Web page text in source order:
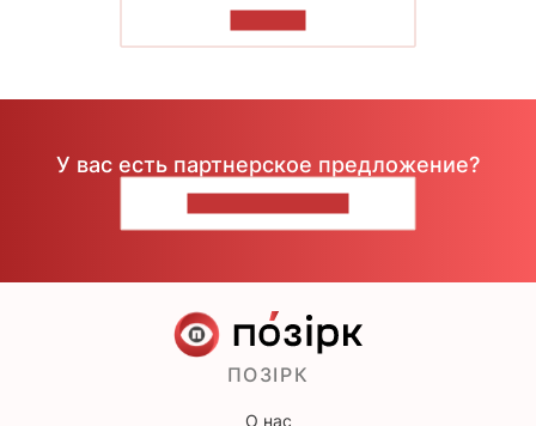
У вас есть партнерское предложение?
ПОЗІРК
О нас